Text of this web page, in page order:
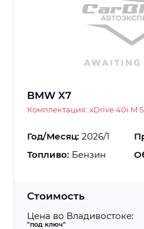
BMW X7
Комплектация: xDrive 40i M
Год/Месяц: 2026/1
Топливо: Бензин
Стоимость
Цена во Владивостоке:
"под ключ"